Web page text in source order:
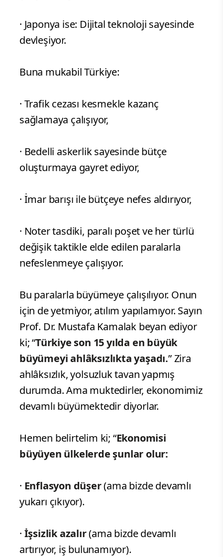
· Japonya ise: Dijital teknoloji sayesinde
devleşiyor.
Buna mukabil Türkiye:
· Trafik cezası kesmekle kazanç
sağlamaya çalışıyor,
· Bedelli askerlik sayesinde bütçe
oluşturmaya gayret ediyor,
· İmar barışı ile bütçeye nefes aldırıyor,
· Noter tasdiki, paralı poşet ve her türlü
değişik taktikle elde edilen paralarla
nefeslenmeye çalışıyor.
Bu paralarla büyümeye çalışılıyor. Onun
için de yetmiyor, atılım yapılamıyor. Sayın
Prof. Dr. Mustafa Kamalak beyan ediyor
ki; “Türkiye son 15 yılda en büyük
büyümeyi ahlâksızlıkta yaşadı.” Zira
ahlâksızlık, yolsuzluk tavan yapmış
durumda. Ama muktedirler, ekonomimiz
devamlı büyümektedir diyorlar.
Hemen belirtelim ki; “Ekonomisi
büyüyen ülkelerde şunlar olur:
· Enflasyon düşer(ama bizde devamlı
yukarı çıkıyor).
· İşsizlik azalır(ama bizde devamlı
artırıyor, iş bulunamıyor).